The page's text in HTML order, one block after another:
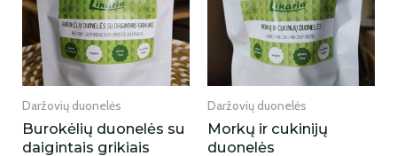
Daržovių duonelės
Burokėlių duonelės su
daigintais grikiais
Daržovių duonelės
Morkų ir cukinijų
duonelės